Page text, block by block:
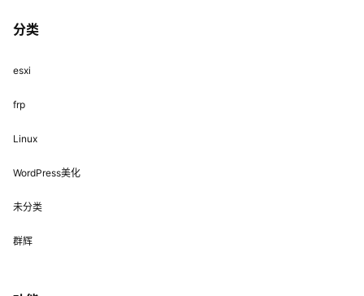
分类
esxi
frp
Linux
WordPress美化
未分类
群辉